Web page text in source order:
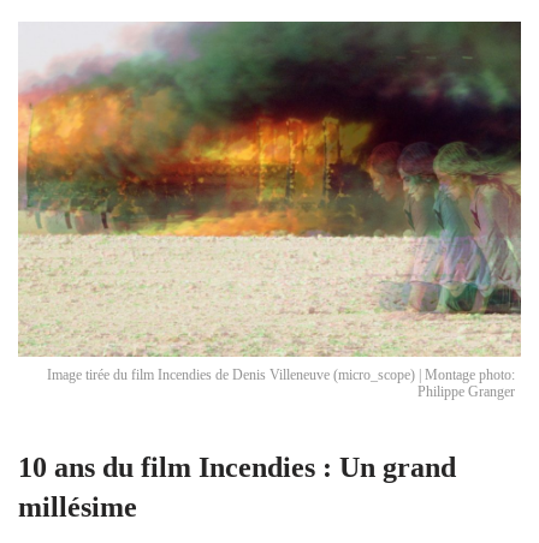
Image tirée du film Incendies de Denis Villeneuve (micro_scope) | Montage photo:
Philippe Granger
10 ans du film Incendies : Un grand
millésime